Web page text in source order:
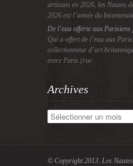
artisans en 2026, les Nautes
2026 est l’année du
De l’eau offerte aux
Qui a offert de l’eau aux
collectionneur d’art
entre Paris (rue
Archives
Archives
© Copyright 2013. Les